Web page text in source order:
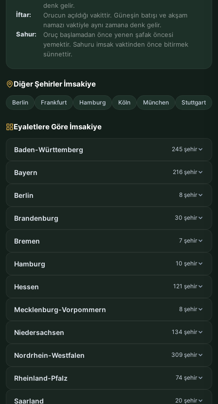
denk gelir.
İftar:
Orucun açıldığı vakittir. Güneşin batışı ve akşam
namazı vaktiyle aynı zamana denk gelir.
Sahur:
Oruç başlamadan önce yenen şafak öncesi
yemektir. Sahuru imsak vaktinden önce bitirmek
sünnettir.
Diğer Şehirler İmsakiye
Berlin Frankfurt Hamburg Köln München Stuttgart
Eyaletlere Göre İmsakiye
Baden-Württemberg 245 şehir
Bayern 216 şehir
Berlin 8 şehir
Brandenburg 30 şehir
Bremen 7 şehir
Hamburg 10 şehir
Hessen 121 şehir
Mecklenburg-Vorpommern 8 şehir
Niedersachsen 134 şehir
Nordrhein-Westfalen 309 şehir
Rheinland-Pfalz 74 şehir
Saarland 20 şehir